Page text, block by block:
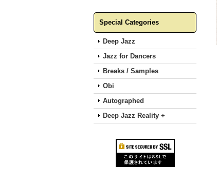
Special Categories
Deep Jazz
Jazz for Dancers
Breaks / Samples
Obi
Autographed
Deep Jazz Reality +